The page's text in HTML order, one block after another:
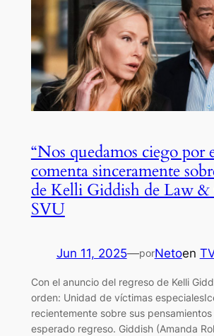
“Nos quedamos ciego por
comenta sinceramente
de Kelli Giddish de Law
SVU
Jun 11, 2025—porNetoen
Con el anuncio del regreso de Kelli
orden: Unidad de víctimas
recientemente sobre sus
esperado regreso. Giddish (Amanda